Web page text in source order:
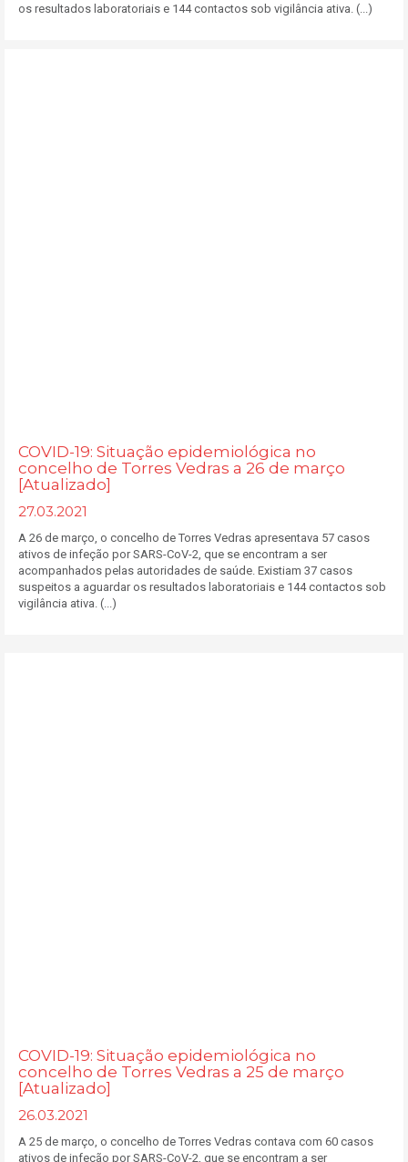
os resultados laboratoriais e 144 contactos sob vigilância ativa. (...)
COVID-19: Situação epidemiológica no
concelho de Torres Vedras a 26 de março
[Atualizado]
27.03.2021
A 26 de março, o concelho de Torres Vedras apresentava 57 casos
ativos de infeção por SARS-CoV-2, que se encontram a ser
acompanhados pelas autoridades de saúde. Existiam 37 casos
suspeitos a aguardar os resultados laboratoriais e 144 contactos sob
vigilância ativa. (...)
COVID-19: Situação epidemiológica no
concelho de Torres Vedras a 25 de março
[Atualizado]
26.03.2021
A 25 de março, o concelho de Torres Vedras contava com 60 casos
ativos de infeção por SARS-CoV-2, que se encontram a ser